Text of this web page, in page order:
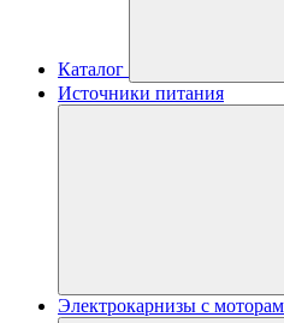
Каталог
Источники питания
Электрокарнизы с